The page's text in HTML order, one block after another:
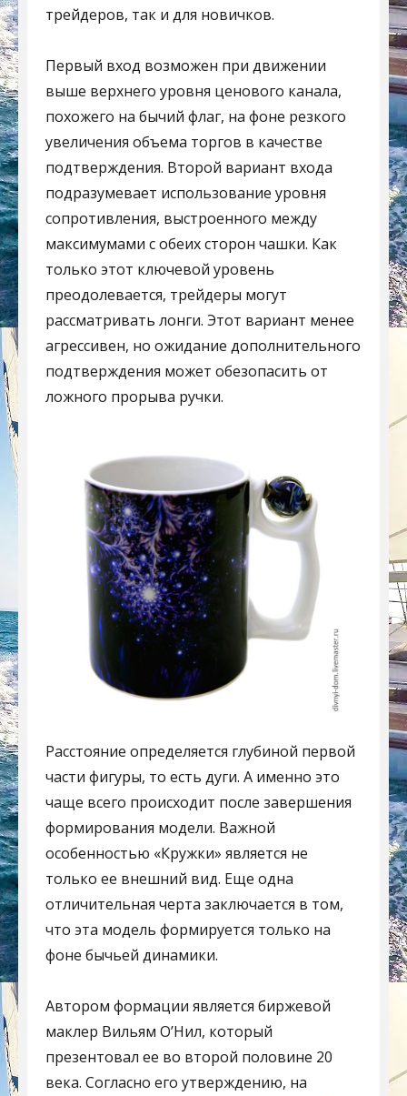
трейдеров, так и для новичков.
Первый вход возможен при движении
выше верхнего уровня ценового канала,
похожего на бычий флаг, на фоне резкого
увеличения объема торгов в качестве
подтверждения. Второй вариант входа
подразумевает использование уровня
сопротивления, выстроенного между
максимумами с обеих сторон чашки. Как
только этот ключевой уровень
преодолевается, трейдеры могут
рассматривать лонги. Этот вариант менее
агрессивен, но ожидание дополнительного
подтверждения может обезопасить от
ложного прорыва ручки.
Расстояние определяется глубиной первой
части фигуры, то есть дуги. А именно это
чаще всего происходит после завершения
формирования модели. Важной
особенностью «Кружки» является не
только ее внешний вид. Еще одна
отличительная черта заключается в том,
что эта модель формируется только на
фоне бычьей динамики.
Автором формации является биржевой
маклер Вильям О’Нил, который
презентовал ее во второй половине 20
века. Согласно его утверждению, на